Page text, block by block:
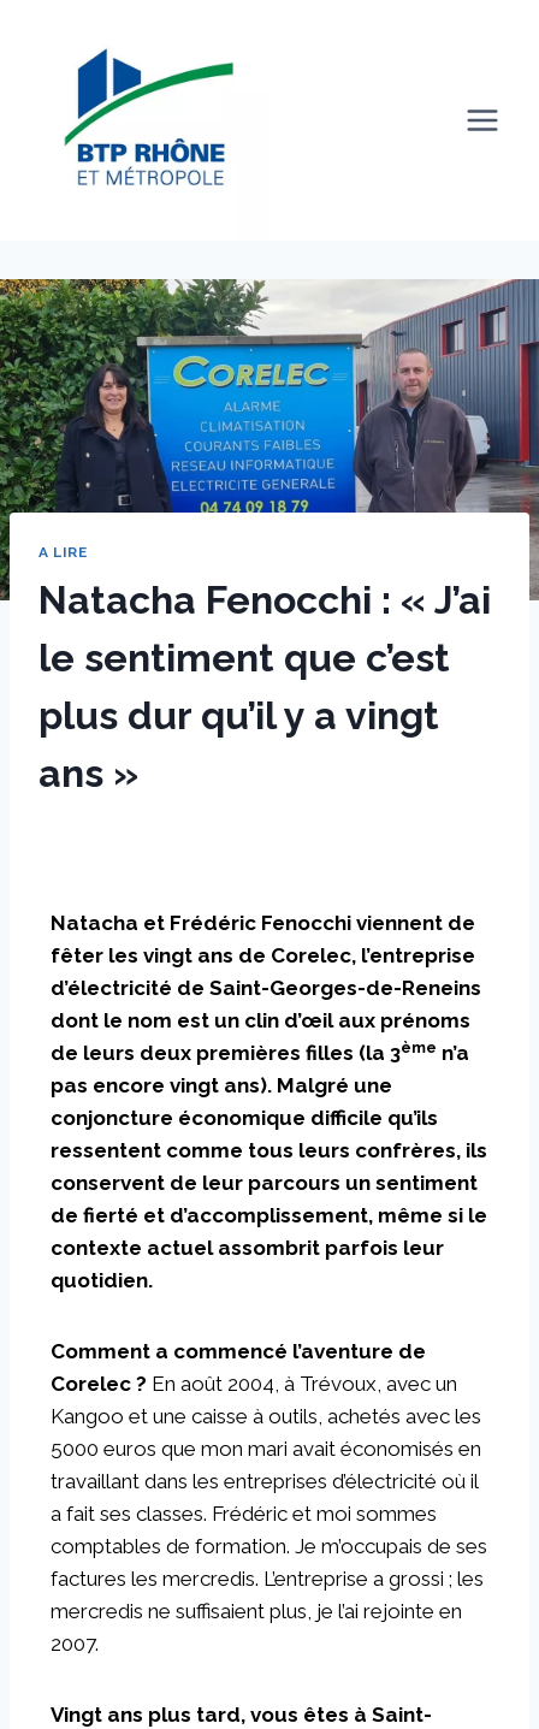
A LIRE
Natacha Fenocchi : « J’ai
le sentiment que c’est
plus dur qu’il y a vingt
ans »
Natacha et Frédéric Fenocchi viennent de
fêter les vingt ans de Corelec, l’entreprise
d’électricité de Saint-Georges-de-Reneins
dont le nom est un clin d’œil aux prénoms
de leurs deux premières filles (la 3ème n’a
pas encore vingt ans). Malgré une
conjoncture économique difficile qu’ils
ressentent comme tous leurs confrères, ils
conservent de leur parcours un sentiment
de fierté et d’accomplissement, même si le
contexte actuel assombrit parfois leur
quotidien.
Comment a commencé l’aventure de
Corelec ? En août 2004, à Trévoux, avec un
Kangoo et une caisse à outils, achetés avec les
5000 euros que mon mari avait économisés en
travaillant dans les entreprises d’électricité où il
a fait ses classes. Frédéric et moi sommes
comptables de formation. Je m’occupais de ses
factures les mercredis. L’entreprise a grossi ; les
mercredis ne suffisaient plus, je l’ai rejointe en
2007.
Vingt ans plus tard, vous êtes à Saint-